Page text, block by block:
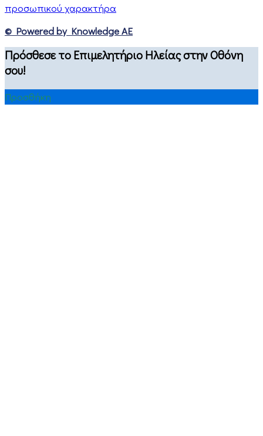
προσωπικού χαρακτήρα
© Powered by Knowledge AE
Πρόσθεσε το Επιμελητήριο Ηλείας στην Οθόνη
σου!
Προσθήκη